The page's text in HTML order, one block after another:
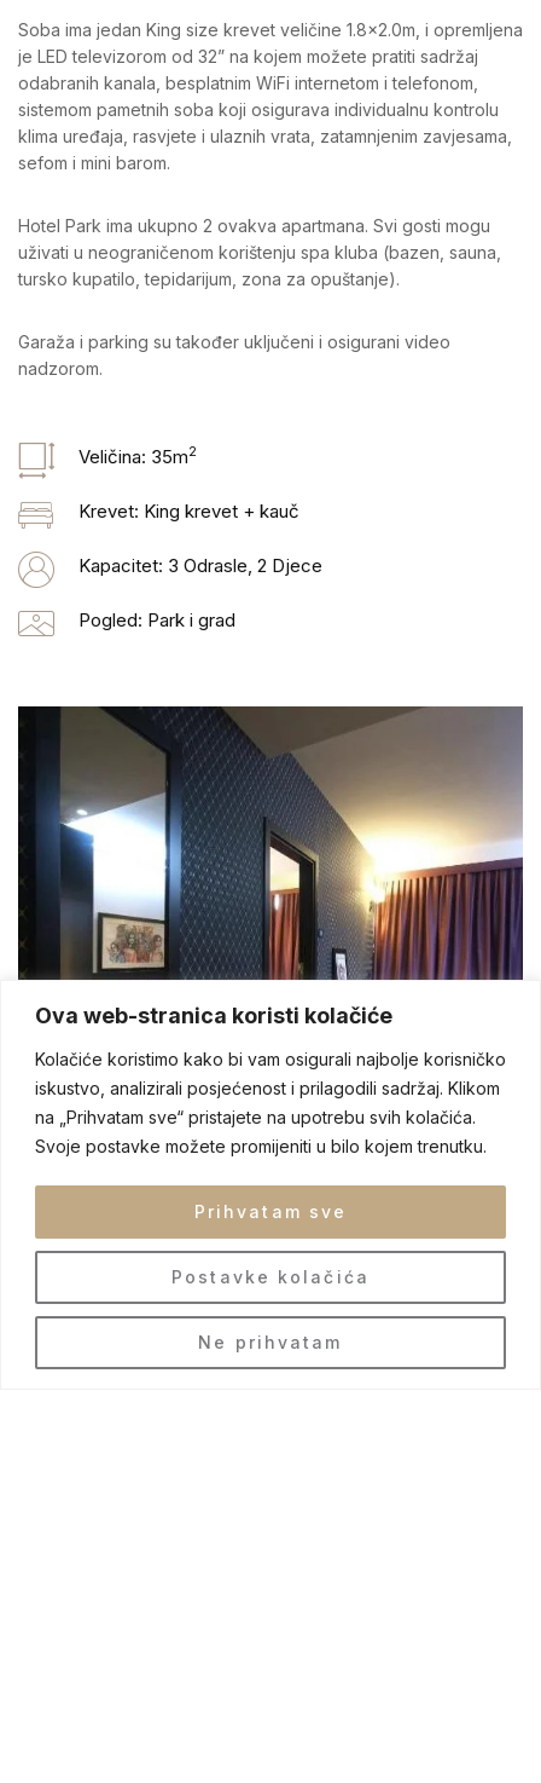
Ova web-stranica koristi kolačiće
Kolačiće koristimo kako bi vam osigurali najbolje korisničko
iskustvo, analizirali posjećenost i prilagodili sadržaj. Klikom
na „Prihvatam sve“ pristajete na upotrebu svih kolačića.
Svoje postavke možete promijeniti u bilo kojem trenutku.
Postavke kolačića
Ne prihvatam
Prihvatam sve
Soba ima jedan King size krevet veličine 1.8×2.0m, i opremljena
je LED televizorom od 32” na kojem možete pratiti sadržaj
odabranih kanala, besplatnim WiFi internetom i telefonom,
sistemom pametnih soba koji osigurava individualnu kontrolu
klima uređaja, rasvjete i ulaznih vrata, zatamnjenim zavjesama,
sefom i mini barom.
Hotel Park ima ukupno 2 ovakva apartmana. Svi gosti mogu
uživati u neograničenom korištenju spa kluba (bazen, sauna,
tursko kupatilo, tepidarijum, zona za opuštanje).
Garaža i parking su također uključeni i osigurani video
nadzorom.
Veličina: 35m2
Krevet: King krevet + kauč
Kapacitet: 3 Odrasle, 2 Djece
Pogled: Park i grad